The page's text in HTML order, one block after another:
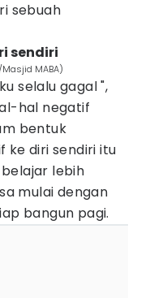
sebuah
sendiri
MABA)
selalu gagal ",
hal negatif
bentuk
diri sendiri itu
belajar lebih
mulai dengan
bangun pagi.